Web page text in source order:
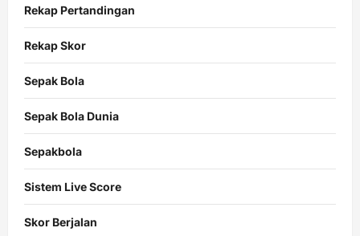
Rekap Pertandingan
Rekap Skor
Sepak Bola
Sepak Bola Dunia
Sepakbola
Sistem Live Score
Skor Berjalan